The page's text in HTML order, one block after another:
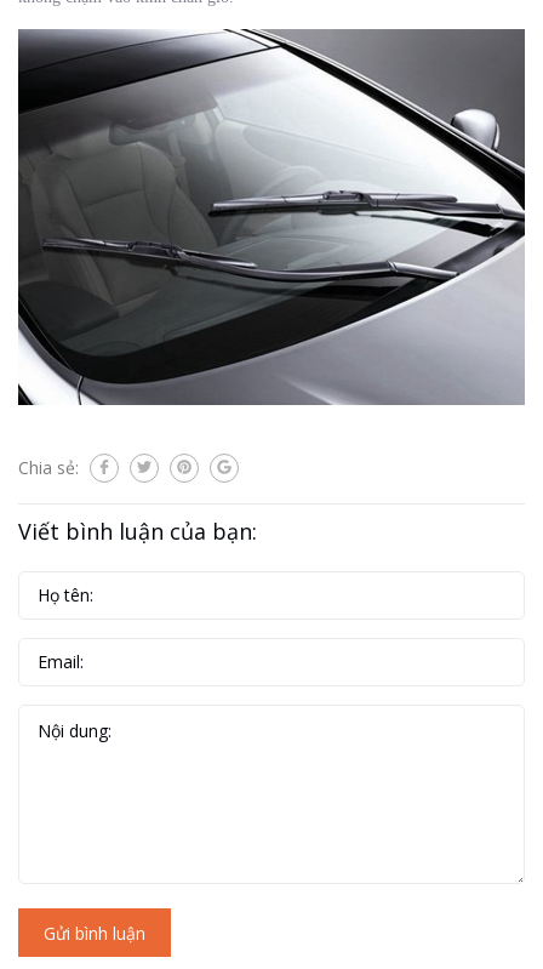
Chia sẻ:
Viết bình luận của bạn:
Gửi bình luận